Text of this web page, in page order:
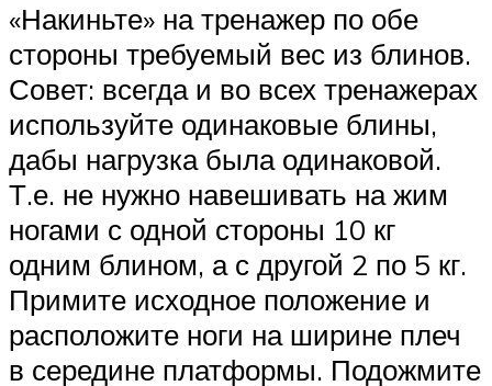
«Накиньте» на тренажер по обе
стороны требуемый вес из блинов.
Совет: всегда и во всех тренажерах
используйте одинаковые блины,
дабы нагрузка была одинаковой.
Т.е. не нужно навешивать на жим
ногами с одной стороны 10 кг
одним блином, а с другой 2 по 5 кг.
Примите исходное положение и
расположите ноги на ширине плеч
в середине платформы. Подожмите